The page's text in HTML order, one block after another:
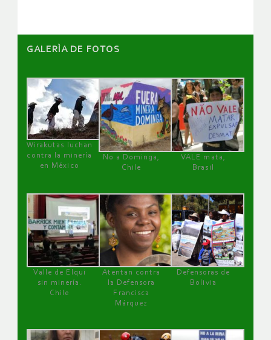
GALERÌA DE FOTOS
Wirakutas luchan
contra la minería
en México
No a Dominga,
Chile
VALE mata,
Brasil
Valle de Elqui
sin minería.
Chile
Atentan contra
la Defensora
Francisca
Márquez
Defensoras de
Bolivia